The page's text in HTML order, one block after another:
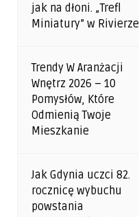
jak na dłoni. „Trefl
Miniatury” w Rivierze
Trendy W Aranżacji
Wnętrz 2026 – 10
Pomysłów, Które
Odmienią Twoje
Mieszkanie
Jak Gdynia uczci 82.
rocznicę wybuchu
powstania